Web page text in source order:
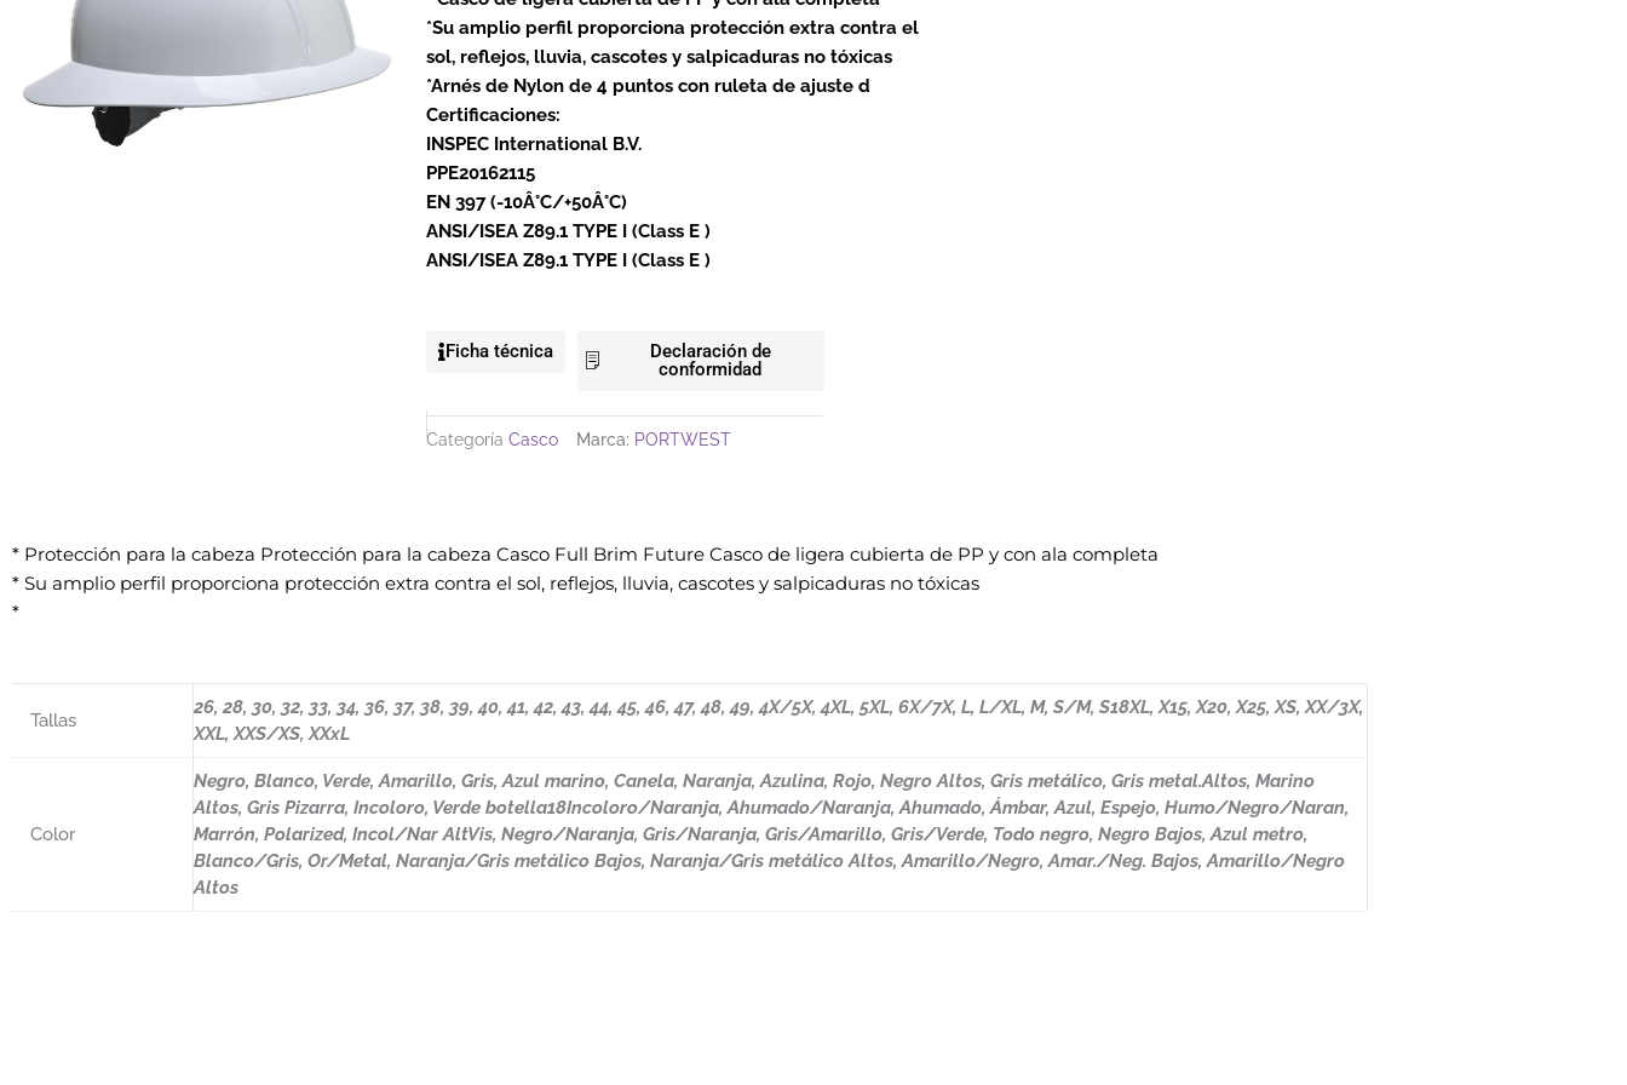
*Su amplio perfil proporciona protección extra contra el
sol, reflejos, lluvia, cascotes y salpicaduras no tóxicas
*Arnés de Nylon de 4 puntos con ruleta de ajuste d
Certificaciones:
INSPEC International B.V.
PPE20162115
EN 397 (-10Â°C/+50Â°C)
ANSI/ISEA Z89.1 TYPE I (Class E )
ANSI/ISEA Z89.1 TYPE I (Class E )
Ficha técnica
Declaración de
conformidad
Categoría Casco Marca: PORTWEST
* Protección para la cabeza Protección para la cabeza Casco Full Brim Future Casco de ligera cubierta de PP y con ala completa
* Su amplio perfil proporciona protección extra contra el sol, reflejos, lluvia, cascotes y salpicaduras no tóxicas
*
Tallas
26, 28, 30, 32, 33, 34, 36, 37, 38, 39, 40, 41, 42, 43, 44, 45, 46, 47, 48, 49, 4X/5X, 4XL, 5XL, 6X/7X, L, L/XL, M, S/M, S18XL, X15, X20, X25, XS, XX/3X,
XXL, XXS/XS, XXxL
Color
Negro, Blanco, Verde, Amarillo, Gris, Azul marino, Canela, Naranja, Azulina, Rojo, Negro Altos, Gris metálico, Gris metal.Altos, Marino
Altos, Gris Pizarra, Incoloro, Verde botella18Incoloro/Naranja, Ahumado/Naranja, Ahumado, Ámbar, Azul, Espejo, Humo/Negro/Naran,
Marrón, Polarized, Incol/Nar AltVis, Negro/Naranja, Gris/Naranja, Gris/Amarillo, Gris/Verde, Todo negro, Negro Bajos, Azul metro,
Blanco/Gris, Or/Metal, Naranja/Gris metálico Bajos, Naranja/Gris metálico Altos, Amarillo/Negro, Amar./Neg. Bajos, Amarillo/Negro
Altos